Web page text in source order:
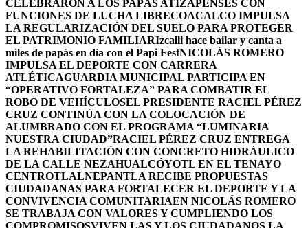
CELEBRARON A LOS PAPÁS ATIZAPENSES CON
FUNCIONES DE LUCHA LIBRECOACALCO IMPULSA
LA REGULARIZACIÓN DEL SUELO PARA PROTEGER
EL PATRIMONIO FAMILIARIzcalli hace bailar y canta a
miles de papás en día con el Papi FestNICOLÁS ROMERO
IMPULSA EL DEPORTE CON CARRERA
ATLÉTICAGUARDIA MUNICIPAL PARTICIPA EN
“OPERATIVO FORTALEZA” PARA COMBATIR EL
ROBO DE VEHÍCULOSEL PRESIDENTE RACIEL PÉREZ
CRUZ CONTINÚA CON LA COLOCACIÓN DE
ALUMBRADO CON EL PROGRAMA “LUMINARIA
NUESTRA CIUDAD”RACIEL PÉREZ CRUZ ENTREGA
LA REHABILITACIÓN CON CONCRETO HIDRÁULICO
DE LA CALLE NEZAHUALCÓYOTL EN EL TENAYO
CENTROTLALNEPANTLA RECIBE PROPUESTAS
CIUDADANAS PARA FORTALECER EL DEPORTE Y LA
CONVIVENCIA COMUNITARIAEN NICOLÁS ROMERO
SE TRABAJA CON VALORES Y CUMPLIENDO LOS
COMPROMISOSVIVEN LAS Y LOS CIUDADANOS LA